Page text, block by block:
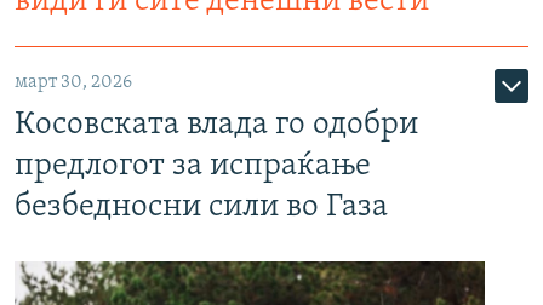
март 30, 2026
Косовската влада го одобри
предлогот за испраќање
безбедносни сили во Газа